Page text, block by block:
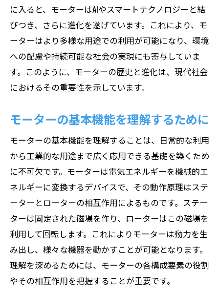
に入ると、モーターはAIやスマートテクノロジーと結
びつき、さらに進化を遂げています。これにより、モ
ーターはより多様な用途での利用が可能になり、環境
への配慮や持続可能な社会の実現にも寄与していま
す。このように、モーターの歴史と進化は、現代社会
におけるその重要性を示しています。
モーターの基本機能を理解するために
モーターの基本機能を理解することは、日常的な利用
から工業的な用途まで広く応用できる基礎を築くため
に不可欠です。モーターは電気エネルギーを機械的エ
ネルギーに変換するデバイスで、その動作原理はステ
ーターとローターの相互作用によるものです。ステー
ターは固定された磁場を作り、ローターはこの磁場を
利用して回転します。これによりモーターは動力を生
み出し、様々な機器を動かすことが可能となります。
理解を深めるためには、モーターの各構成要素の役割
やその相互作用を把握することが重要です。